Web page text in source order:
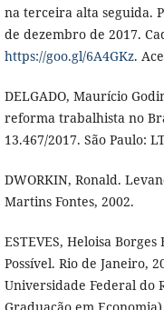
na terceira alta seguida.
de dezembro de 2017.
https://goo.gl/6A4GKz.
DELGADO, Maurício
reforma trabalhista no
13.467/2017. São Paulo:
DWORKIN, Ronald.
Martins Fontes, 2002.
ESTEVES, Heloisa
Possível. Rio de Janeiro,
Universidade Federal do